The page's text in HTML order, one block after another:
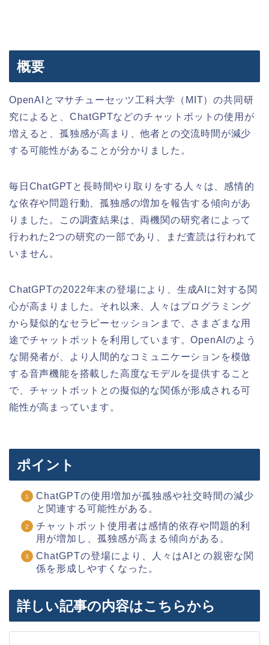
概要
OpenAIとマサチューセッツ工科大学（MIT）の共同研
究によると、ChatGPTなどのチャットボットの使用が
増えると、孤独感が高まり、他者との交流時間が減少
する可能性があることが分かりました。
毎日ChatGPTと長時間やり取りをする人々は、感情的
な依存や問題行動、孤独感の増加を報告する傾向があ
りました。この調査結果は、両機関の研究者によって
行われた2つの研究の一部であり、まだ査読は行われて
いません。
ChatGPTの2022年末の登場により、生成AIに対する関
心が高まりました。それ以来、人々はプログラミング
から疑似的なセラピーセッションまで、さまざまな用
途でチャットボットを利用しています。OpenAIのよう
な開発者が、より人間的なコミュニケーションを模倣
する音声機能を搭載した高度なモデルを提供すること
で、チャットボットとの擬似的な関係が形成される可
能性が高まっています。
ポイント
ChatGPTの使用増加が孤独感や社交時間の減少
と関連する可能性がある。
チャットボット使用者は感情的依存や問題的利
用が増加し、孤独感が高まる傾向がある。
ChatGPTの登場により、人々はAIとの親密な関
係を形成しやすくなった。
詳しい記事の内容はこちらから